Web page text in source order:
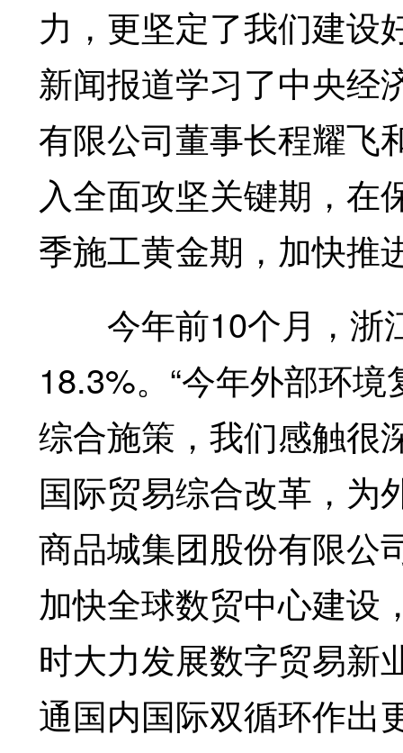
力，更坚定了我们建设
新闻报道学习了中央经
有限公司董事长程耀飞
入全面攻坚关键期，在
季施工黄金期，加快推
今年前10个月，浙
18.3%。“今年外部环
综合施策，我们感触很
国际贸易综合改革，为
商品城集团股份有限公
加快全球数贸中心建设
时大力发展数字贸易新
通国内国际双循环作出